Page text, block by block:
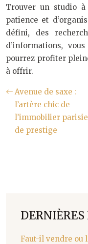
Trouver un studio
patience et
défini, des
d’informations,
pourrez profiter
à offrir.
Avenue de saxe :
l’artère chic de
l’immobilier
de prestige
Faut-il vendre ou